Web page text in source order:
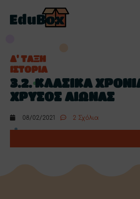
Δ' ΤΑΞΗ
ΙΣΤΟΡΙΑ
3.2. ΚΛΑΣΙΚΑ
ΧΡΥΣΟΣ ΑΙΩΝΑΣ
08/02/2021 2 Σχόλια